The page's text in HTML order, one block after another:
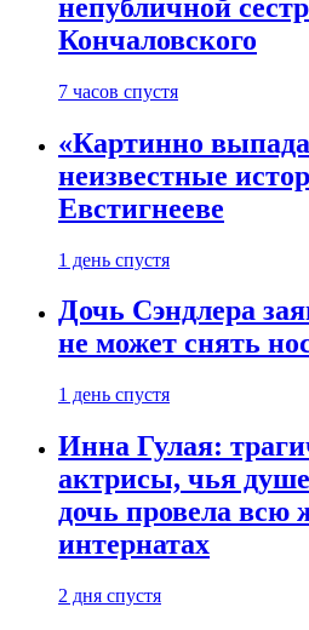
непубличной
Кончаловского
7 часов спустя
«Картинно
неизвестные
Евстигнееве
1 день спустя
Дочь Сэндлера
не может снять
1 день спустя
Инна Гулая:
актрисы, чья
дочь провела всю
интернатах
2 дня спустя